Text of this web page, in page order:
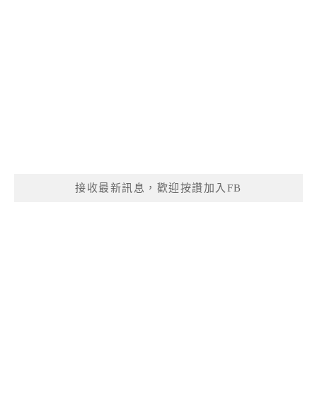
接收最新訊息，歡迎按讚加入FB